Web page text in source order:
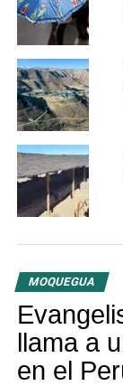
DON'T MISS
Intervienen a
en Moquegua
MOQUEGUA
llama a
en el